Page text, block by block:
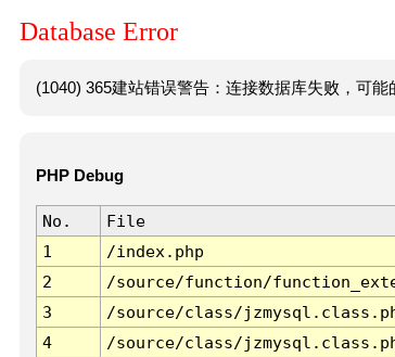
Database Error
(1040) 365建站错误警告：连接数据库失败，可
PHP Debug
No. File
1
/index.php
2
/source/function/
3
/source/class/
4
/source/class/